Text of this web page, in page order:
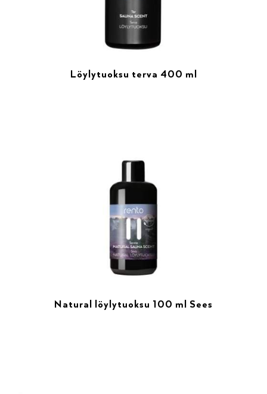
Löylytuoksu terva 400 ml
Natural löylytuoksu 100 ml Sees